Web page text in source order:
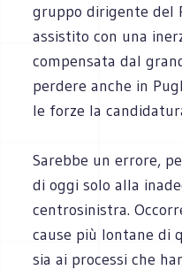
gruppo dirigente del
assistito con una
compensata dal
perdere anche in
le forze la
Sarebbe un errore,
di oggi solo alla
centrosinistra.
cause più lontane di
sia ai processi che